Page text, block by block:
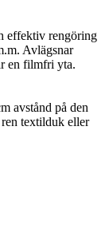
effektiv rengöring
Avlägsnar
en filmfri yta.
avstånd på den
textilduk eller